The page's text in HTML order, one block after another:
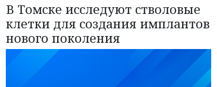
В Томске исследуют стволовые
клетки для создания имплантов
нового поколения